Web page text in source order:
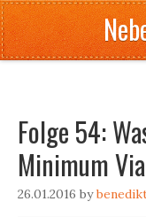
Folge 54:
Minimum
26.01.2016 by